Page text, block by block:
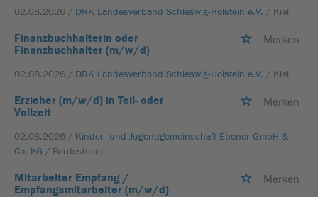
02.08.2026 / DRK Landesverband Schleswig-Holstein e.V. / Kiel
Finanzbuchhalterin oder
Finanzbuchhalter (m/w/d)
Merken
02.08.2026 / DRK Landesverband Schleswig-Holstein e.V. / Kiel
Erzieher (m/w/d) in Teil- oder
Vollzeit
Merken
02.08.2026 / Kinder- und Jugendgemeinschaft Ebener GmbH &
Co. KG / Bordesholm
Mitarbeiter Empfang /
Empfangsmitarbeiter (m/w/d)
Merken